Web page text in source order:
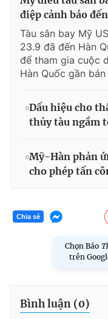
điệp cảnh báo
Tàu sân bay Mỹ
23.9 đã đến Hàn
để tham gia cuộc
Hàn Quốc gần
Dấu hiệu cho
thủy tàu ngầm
Mỹ-Hàn phản
cho phép tấn
Chia sẻ
Chọn Báo
trên
Bình luận (0)